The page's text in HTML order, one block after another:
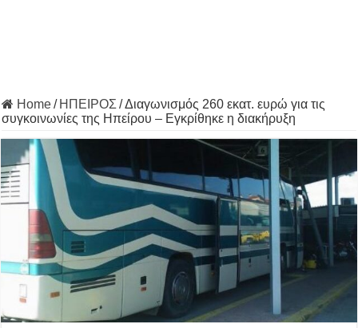
Home/ ΗΠΕΙΡΟΣ /Διαγωνισμός 260 εκατ. ευρώ για τις
συγκοινωνίες της Ηπείρου – Εγκρίθηκε η διακήρυξη